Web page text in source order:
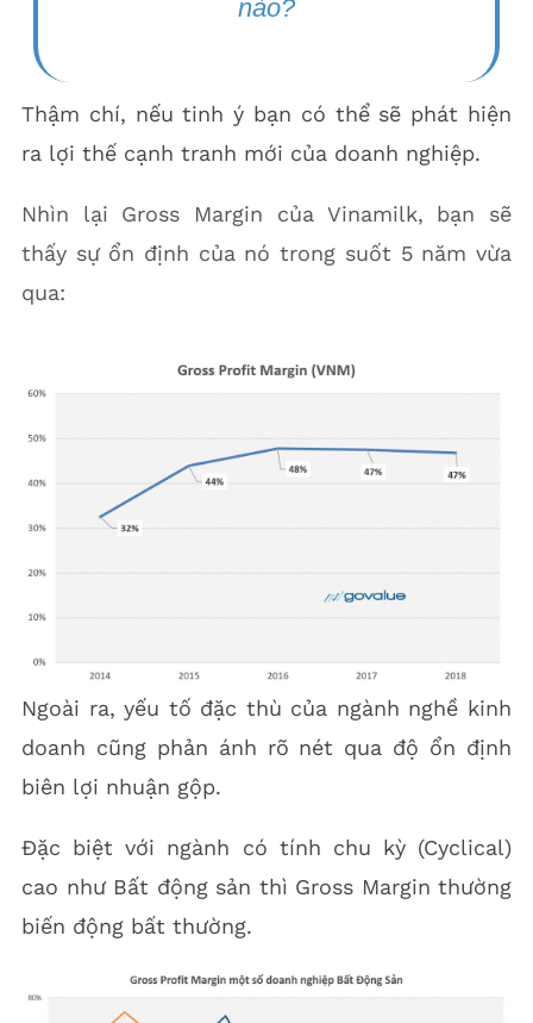
nào?
Thậm chí, nếu tinh ý bạn có thể sẽ phát hiện
ra lợi thế cạnh tranh mới của doanh nghiệp.
Nhìn lại Gross Margin của Vinamilk, bạn sẽ
thấy sự ổn định của nó trong suốt 5 năm vừa
qua:
Ngoài ra, yếu tố đặc thù của ngành nghề kinh
doanh cũng phản ánh rõ nét qua độ ổn định
biên lợi nhuận gộp.
Đặc biệt với ngành có tính chu kỳ (Cyclical)
cao như Bất động sản thì Gross Margin thường
biến động bất thường.